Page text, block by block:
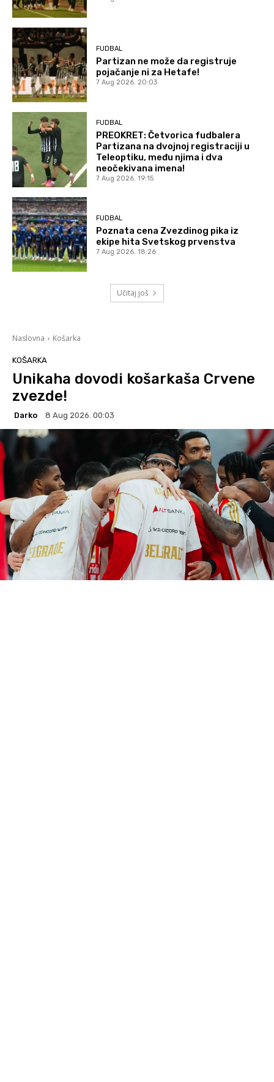
FUDBAL
Partizan ne može da registruje
pojačanje ni za Hetafe!
7 Aug 2026. 20:03
FUDBAL
PREOKRET: Četvorica fudbalera
Partizana na dvojnoj registraciji u
Teleoptiku, među njima i dva
neočekivana imena!
7 Aug 2026. 19:15
FUDBAL
Poznata cena Zvezdinog pika iz
ekipe hita Svetskog prvenstva
7 Aug 2026. 18:26
Učitaj još